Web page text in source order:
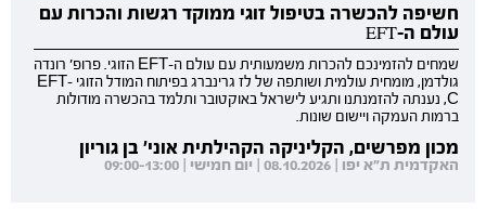
חשיפה להכשרה בטיפול זוגי ממוקד רגשות והכרות עם
עולם ה-EFT
שמחים להזמינכם להכרות משמעותית עם עולם ה-EFT הזוגי. פרופ' רונדה
גולדמן, מומחית עולמית ושותפה של לז גרינברג בפיתוח המודל הזוגי EFT-
C, נענתה להזמנתנו ותגיע לישראל באוקטובר ותלמד בהכשרה מודולות
ברמות העמקה ויישום שונות.
מכון מפרשים, הקליניקה הקהילתית אוני' בן גוריון
האקדמית ת"א יפו | 08.10.2026 | יום חמישי | 09:00-13:00